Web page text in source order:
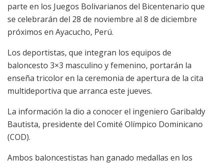
parte en los Juegos Bolivarianos del Bicentenario que
se celebrarán del 28 de noviembre al 8 de diciembre
próximos en Ayacucho, Perú.
Los deportistas, que integran los equipos de
baloncesto 3×3 masculino y femenino, portarán la
enseña tricolor en la ceremonia de apertura de la cita
multideportiva que arranca este jueves.
La información la dio a conocer el ingeniero Garibaldy
Bautista, presidente del Comité Olímpico Dominicano
(COD).
Ambos baloncestistas han ganado medallas en los